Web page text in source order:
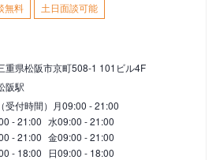
無料
土日面談可能
重県松阪市京町508-1 101ビル4F
阪駅
（受付時間） 月09:00 - 21:00
- 21:00 水09:00 - 21:00
- 21:00 金09:00 - 21:00
- 18:00 日09:00 - 18:00